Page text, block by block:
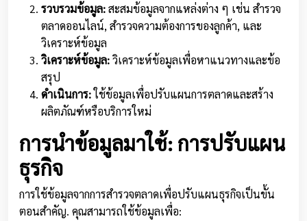
รวบรวมข้อมูล:สะสมข้อมูลจากแหล่งต่าง ๆ เช่น สำรวจ
ตลาดออนไลน์, สำรวจความต้องการของลูกค้า, และ
วิเคราะห์ข้อมูล
วิเคราะห์ข้อมูล:วิเคราะห์ข้อมูลเพื่อหาแนวทางและข้อ
สรุป
ดำเนินการ:ใช้ข้อมูลเพื่อปรับแผนการตลาดและสร้าง
ผลิตภัณฑ์หรือบริการใหม่
การนำข้อมูลมาใช้: การปรับแผน
ธุรกิจ
การใช้ข้อมูลจากการสำรวจตลาดเพื่อปรับแผนธุรกิจเป็นขั้น
ตอนสำคัญ. คุณสามารถใช้ข้อมูลเพื่อ: